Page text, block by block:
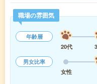
職場の雰囲気
年齢層
20代
男女比率
女性